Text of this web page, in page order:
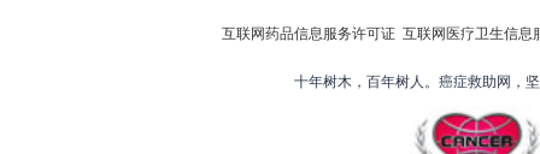
互联网药品信息服务许可证 互联网医疗卫生信息
十年树木，百年树人。癌症救助网，